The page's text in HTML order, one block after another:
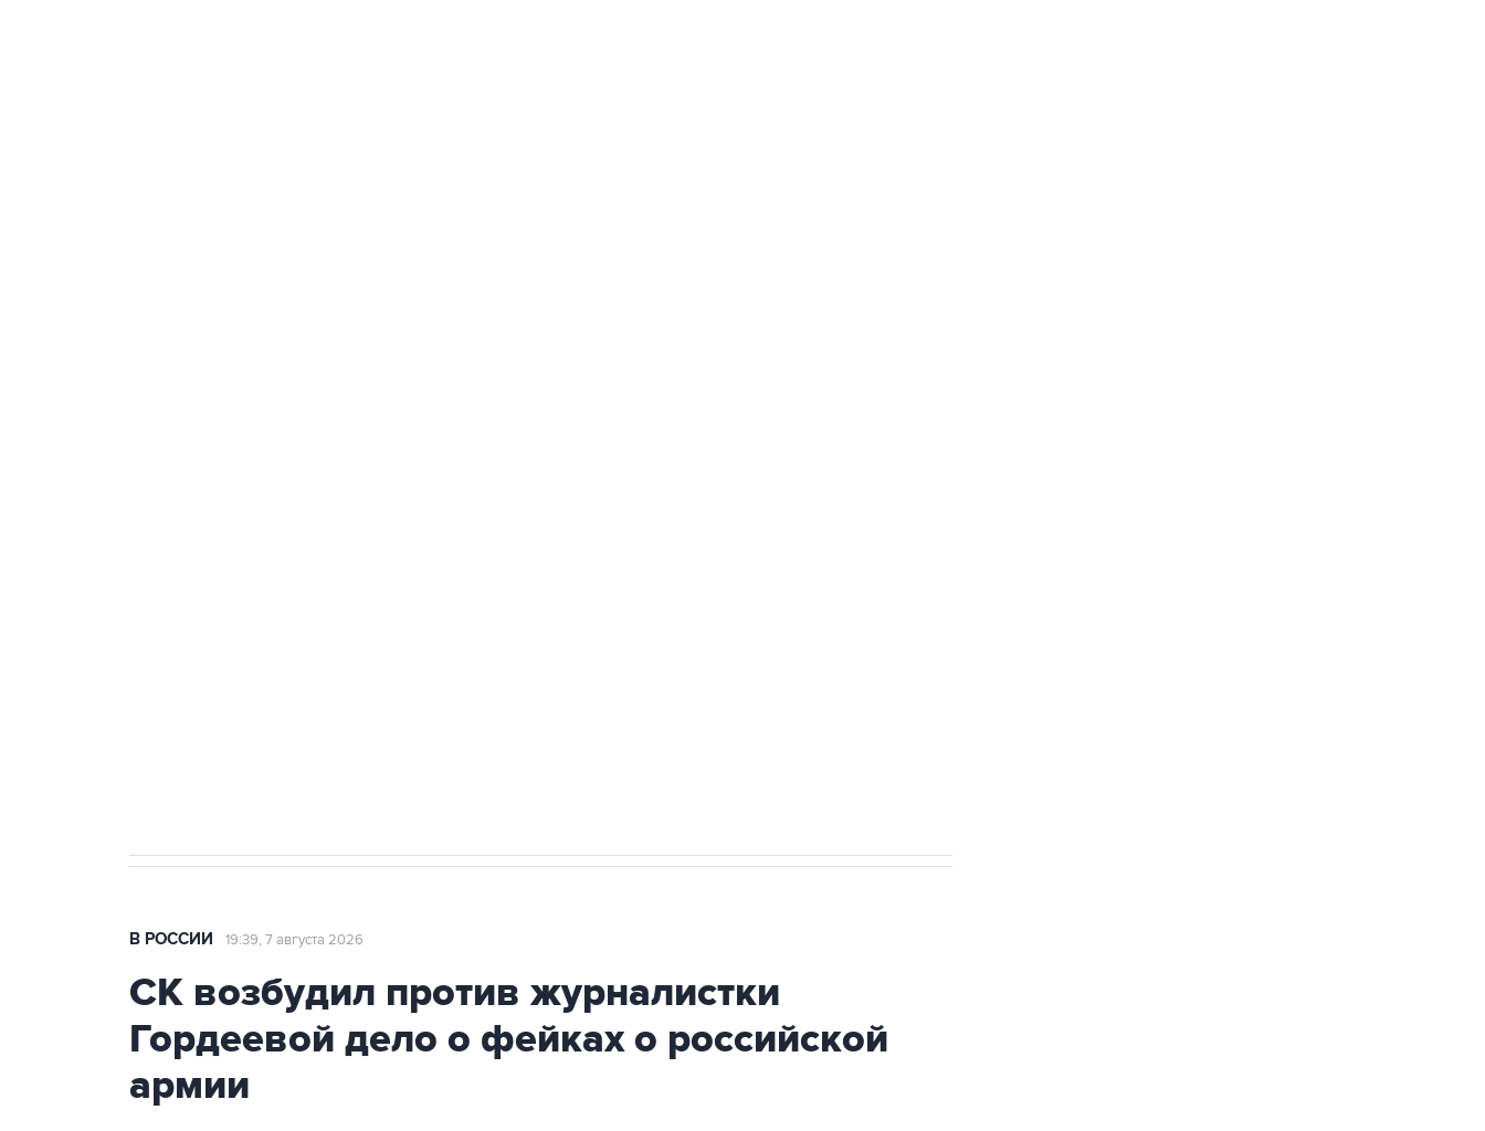
В РОССИИ 19:39, 7 августа 2026
СК возбудил против журналистки
Гордеевой дело о фейках о российской
армии